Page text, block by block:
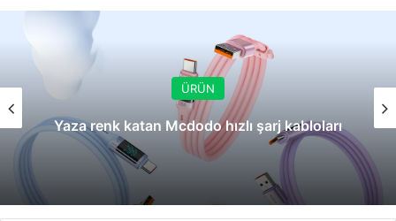
ÜRÜN
Yaza renk katan Mcdodo hızlı şarj kabloları